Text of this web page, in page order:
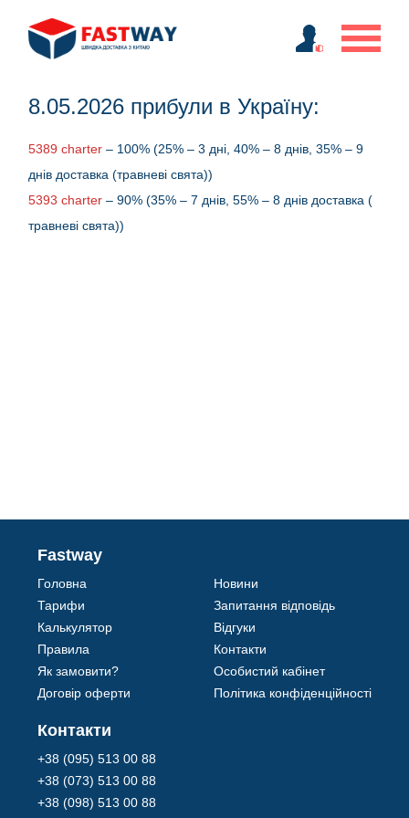
8.05.2026 прибули в Україну:
5389 charter – 100% (25% – 3 дні, 40% – 8 днів, 35% – 9
днів доставка (травневі свята))
5393 charter– 90% (35% – 7 днів, 55% – 8 днів доставка (
травневі свята))
Fastway
Головна
Тарифи
Калькулятор
Правила
Як замовити?
Договір оферти
Новини
Запитання відповідь
Відгуки
Контакти
Особистий кабінет
Політика конфіденційності
Контакти
+38 (095) 513 00 88
+38 (073) 513 00 88
+38 (098) 513 00 88